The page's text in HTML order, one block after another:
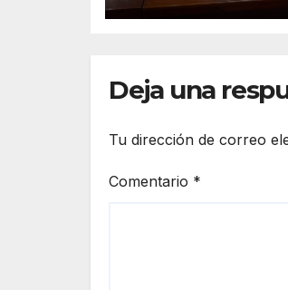
Deja una
Tu dirección de correo
Comentario *